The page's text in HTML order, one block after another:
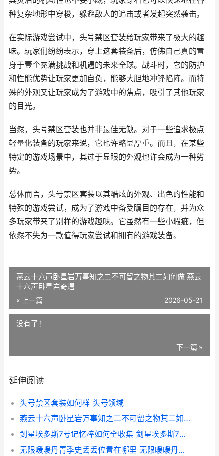
种复杂地形中穿梭，躲避敌人的追击或者发起突然袭击。
在实际游戏尝试中，头号禁区套装给玩家带来了极大的趣
味。玩家们纷纷表示，穿上这套装备后，仿佛自己真的置
身于壹个充满挑战和机遇的未来全球。战斗时，它的防护
和性能优势让玩家更加自负，能够大胆地冲锋陷阵。而特
殊的外观又让玩家成为了游戏中的焦点，吸引了其他玩家
的目光。
当然，头号禁区套装也并非最佳无缺。对于一些追求极点
轻量化装备的玩家来说，它也许略显厚重。而且，在某些
特定的游戏场景中，其过于显眼的外观也许会成为一种劣
势。
总体而言，头号禁区套装以其酷炫的外观、出色的性能和
特殊的游戏尝试，成为了游戏中备受瞩目的存在，并为众
多玩家带来了别样的游戏趣味。它虽然有一些小瑕疵，但
依然不失为一款值得玩家尝试和拥有的游戏装备。
燕云十六声卧星岩万事知之二不可留之物其二如何做 燕云
十六声卧星岩奇遇
« 上一篇 2026-05-21
没有了！
下一篇 »
延伸阅读
头号禁区套装如何样 头号领域
燕云十六声卧星岩万事知之二不可留之物其二如何做 燕云十六声卧星岩奇遇
剑星埃多斯7号记忆棒如何全收集 剑星埃多斯7号怎么传送
无限暖暖丹青季史丢丢位置在哪里 无限暖暖丹青季官网